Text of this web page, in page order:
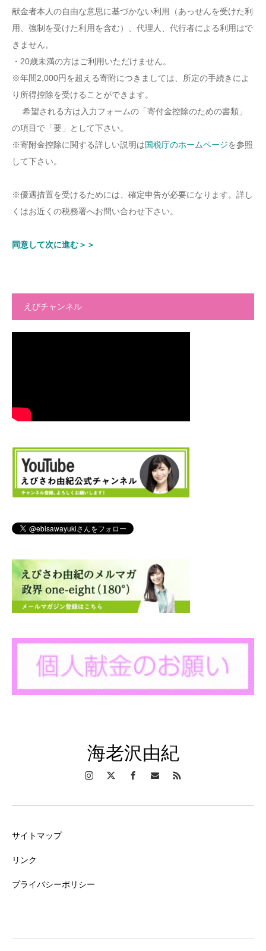
献金者本人の自由な意思に基づかない利用（あっせんを受けた利
用、強制を受けた利用を含む）、代理人、代行者による利用はで
きません。
・20歳未満の方はご利用いただけません。
※年間2,000円を超える寄附につきましては、所定の手続きによ
り所得控除を受けることができます。
希望される方は入力フォームの「寄付金控除のための書類」
の項目で「要」として下さい。
※寄附金控除に関する詳しい説明は国税庁のホームページを参照
して下さい。
※優遇措置を受けるためには、確定申告が必要になります。詳し
くはお近くの税務署へお問い合わせ下さい。
同意して次に進む＞＞
えびチャンネル
海老沢由紀
サイトマップ
リンク
プライバシーポリシー